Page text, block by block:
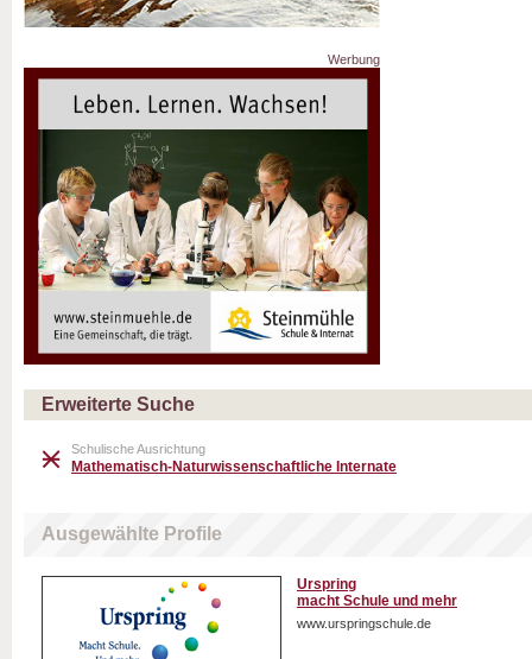
Werbung
Erweiterte Suche
Schulische Ausrichtung
Mathematisch-Naturwissenschaftliche Internate
Ausgewählte Profile
Urspring
macht Schule und mehr
www.urspringschule.de